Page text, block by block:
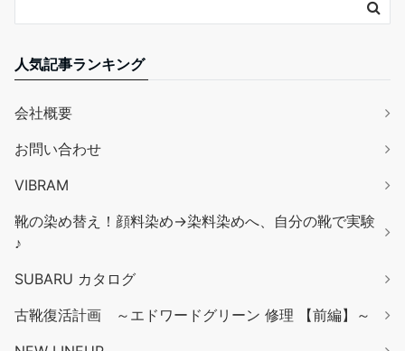
人気記事ランキング
会社概要
お問い合わせ
VIBRAM
靴の染め替え！顔料染め→染料染めへ、自分の靴で実験
♪
SUBARU カタログ
古靴復活計画 ～エドワードグリーン 修理 【前編】～